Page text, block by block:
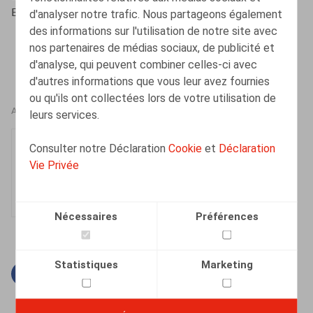
d'analyser notre trafic. Nous partageons également
des informations sur l'utilisation de notre site avec
nos partenaires de médias sociaux, de publicité et
d'analyse, qui peuvent combiner celles-ci avec
d'autres informations que vous leur avez fournies
ou qu'ils ont collectées lors de votre utilisation de
leurs services.
Consulter notre DéclarationCookie et Déclaration
Vie Privée
Nécessaires Préférences
Statistiques Marketing
Editions, 2020, 216 p.
AUTEURS
Luc Bihain
TwitterLinkedin